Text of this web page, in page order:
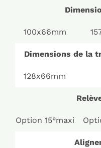
100x66mm
Dimensions de la
128x66mm
Option 15°maxi